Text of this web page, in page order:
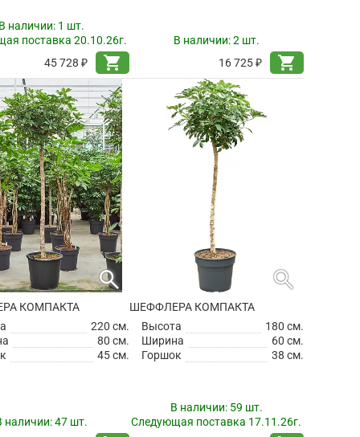
наличии: 1 шт.
поставка 20.10.26г.
45 728 ₽
shopping_cart
В наличии:2 шт.
16 725 ₽
shopping_cart
search
КОМПАКТА
220 см.
80 см.
45 см.
наличии:47 шт.
search
ШЕФФЛЕРА КОМПАКТА
Высота
180 см.
Ширина
60 см.
Горшок
38 см.
В наличии: 59 шт.
Следующая поставка 17.11.26г.